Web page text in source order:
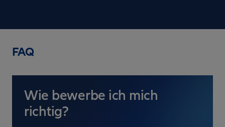
FAQ
Wie bewerbe ich mich
richtig?